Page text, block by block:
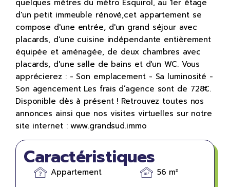
quelques mètres du métro Esquirol, au 1er étage
d'un petit immeuble rénové,cet appartement se
compose d'une entrée, d'un grand séjour avec
placards, d'une cuisine indépendante entièrement
équipée et aménagée, de deux chambres avec
placards, d'une salle de bains et d'un WC. Vous
apprécierez : - Son emplacement - Sa luminosité -
Son agencement Les frais d’agence sont de 728€.
Disponible dès à présent ! Retrouvez toutes nos
annonces ainsi que nos visites virtuelles sur notre
site internet : www.grandsud.immo
Caractéristiques
Appartement
56 m²